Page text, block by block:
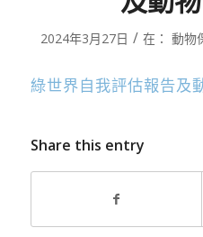
2024年3月27日 / 在： 動物
綠世界自我評估報告及
Share this entry